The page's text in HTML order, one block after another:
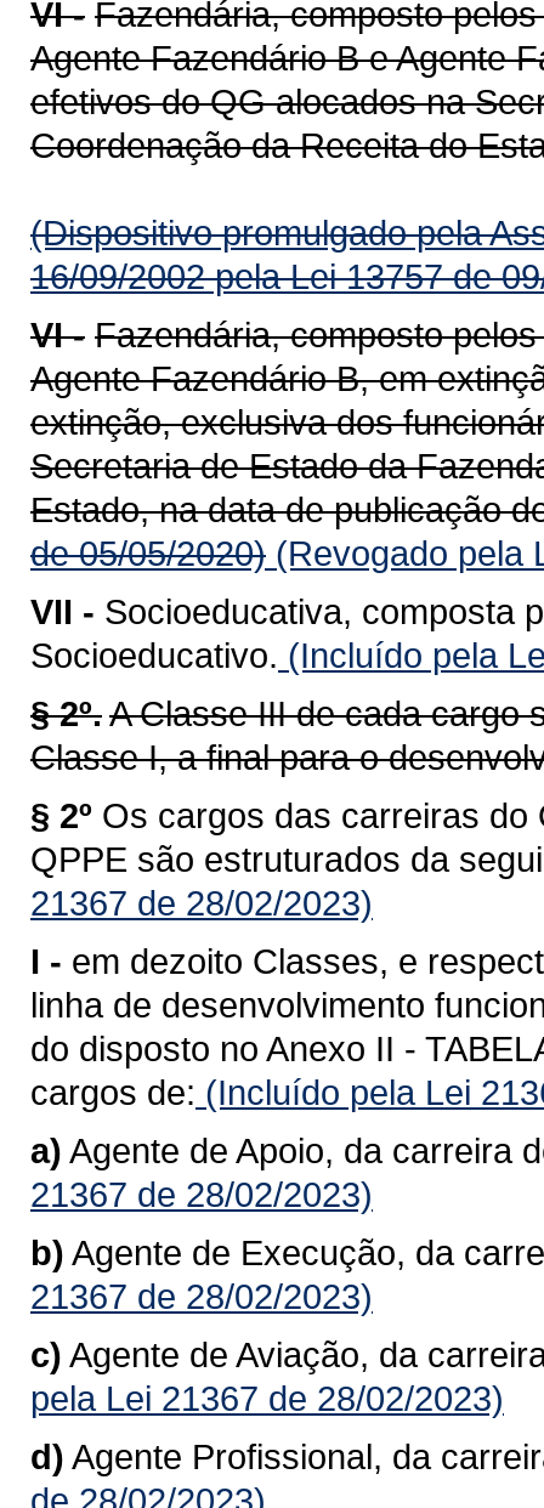
VI - Fazendária, composto
Agente Fazendário B e Agente
efetivos do QG alocados na
Coordenação da Receita do
(Dispositivo promulgado pela
16/09/2002 pela Lei 13757 de
VI - Fazendária, composto
Agente Fazendário B, em
extinção, exclusiva dos
Secretaria de Estado da
Estado, na data de publicação
de 05/05/2020) (Revogado pela
VII - Socioeducativa, composta
Socioeducativo. (Incluído pela
§ 2º.A Classe III de cada cargo
Classe I, a final para o
§ 2º Os cargos das carreiras do
QPPE são estruturados da
21367 de 28/02/2023)
I - em dezoito Classes, e
linha de desenvolvimento
do disposto no Anexo II -
cargos de: (Incluído pela Lei
a) Agente de Apoio, da carreira
21367 de 28/02/2023)
b) Agente de Execução, da
21367 de 28/02/2023)
c) Agente de Aviação, da
pela Lei 21367 de 28/02/2023)
d) Agente Profissional, da
de 28/02/2023)